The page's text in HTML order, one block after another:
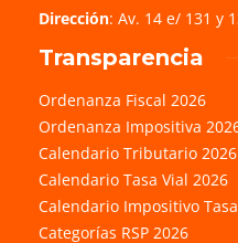
Dirección: Av. 14 e/ 131 y
Transparencia
Ordenanza Fiscal 2026
Ordenanza Impositiva
Calendario Tributario 2026
Calendario Tasa Vial 2026
Calendario Impositivo
Categorías RSP 2026